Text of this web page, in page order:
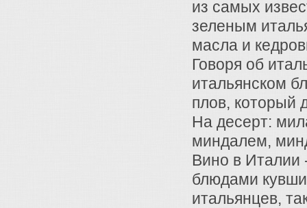
из самых
зеленым
масла и
Говоря об
итальянском
плов, который
На десерт:
миндалем,
Вино в Италии
блюдами
итальянцев,